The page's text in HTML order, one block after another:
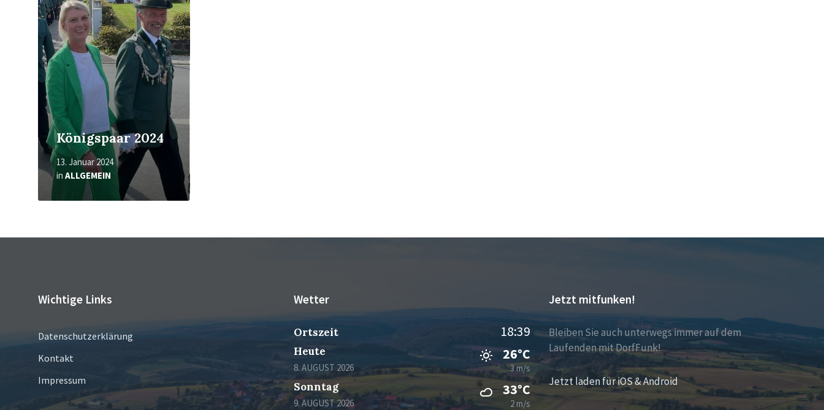
Königspaar 2024
13. Januar 2024
in ALLGEMEIN
Wichtige Links
Datenschutzerklärung
Kontakt
Impressum
Wetter
Ortszeit 18:39
Heute
8. AUGUST 2026
26°C
3 m/s
Sonntag
9. AUGUST 2026
33°C
2 m/s
Jetzt mitfunken!
Bleiben Sie auch unterwegs immer auf dem
Laufenden mit DorfFunk!
Jetzt laden für iOS & Android